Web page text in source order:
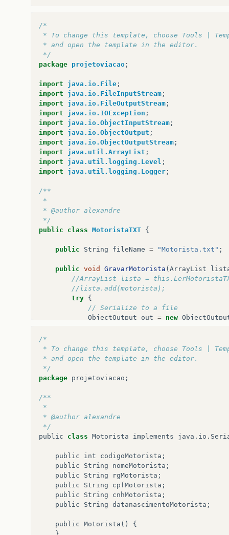
Consulta ();//consulta o motorista
MotoristaTXT
//ler
ArrayList
lista2 = new ArrayList
lista2
= txt.LerMotoristaTXT
Iterator iterator =
Motorista
motorista;
while
( iterator . hasNext
motorista
= Motorista
System.out
/*
* To change this template, choose Tools |
* and open the template in the editor.
*/
package projetoviacao ;
import java.io.File ;
import
java.io.FileInputStream ;
import
java.io.FileOutputStream ;
import
java.io.IOException ;
import
java.io.ObjectInputStream ;
import
java.io.ObjectOutput ;
import
java.io.ObjectOutputStream ;
import
java.util.ArrayList ;
import
java.util.logging.Level ;
import
java.util.logging.Logger ;
/**
*
* @author alexandre
*/
public
class MotoristaTXT {
public String fileName = "Motorista.txt" ;
public void GravarMotorista ( ArrayList
//ArrayList lista =
//lista.add(motorista);
try {
// Serialize to a file
ObjectOutput
out = new
out . close();
}
catch (IOException e)
{
}
File
file =
try
lista
= (ArrayList )
in. close();
}
catch ( ClassNotFoundException
Logger .getLogger(MotoristaTXT
}
catch ( IOException ex
Logger .getLogger(MotoristaTXT .
/*
* To change this template, choose Tools |
* and open the template in the editor.
*/
package projetoviacao ;
/**
*
* @author alexandre
*/
public
class Motorista implements java . io .
public int codigoMotorista ;
public
String nomeMotorista ;
public
String rgMotorista ;
public
String cpfMotorista ;
public
String cnhMotorista ;
public
String datanascimentoMotorista ;
public Motorista ()
{